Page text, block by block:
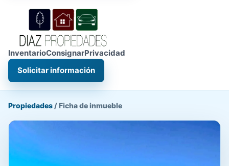
InventarioConsignarPrivacidad
Solicitar información
Propiedades /Ficha de inmueble